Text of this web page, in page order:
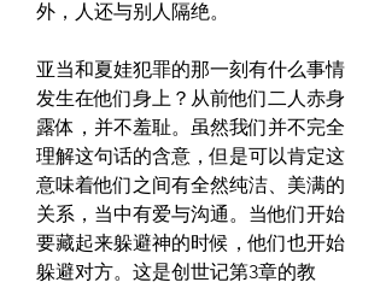
外，人还与别人隔绝。
亚当和夏娃犯罪的那一刻有什么事情
发生在他们身上？从前他们二人赤身
露体，并不羞耻。虽然我们并不完全
理解这句话的含意，但是可以肯定这
意味着他们之间有全然纯洁、美满的
关系，当中有爱与沟通。当他们开始
要藏起来躲避神的时候，他们也开始
躲避对方。这是创世记第3章的教